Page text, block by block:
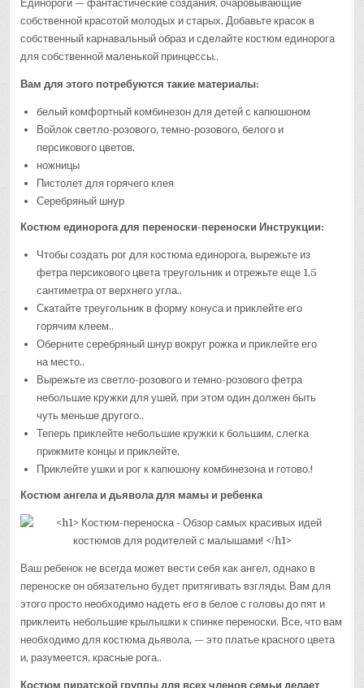
Единороги — фантастические создания, очаровывающие
собственной красотой молодых и старых. Добавьте красок в
собственный карнавальный образ и сделайте костюм единорога
для собственной маленькой принцессы..
Вам для этого потребуются такие материалы:
белый комфортный комбинезон для детей с капюшоном
Войлок светло-розового, темно-розового, белого и
персикового цветов.
ножницы
Пистолет для горячего клея
Серебряный шнур
Костюм единорога для переноски-переноски Инструкции:
Чтобы создать рог для костюма единорога, вырежьте из
фетра персикового цвета треугольник и отрежьте еще 1,5
сантиметра от верхнего угла..
Скатайте треугольник в форму конуса и приклейте его
горячим клеем..
Оберните серебряный шнур вокруг рожка и приклейте его
на место..
Вырежьте из светло-розового и темно-розового фетра
небольшие кружки для ушей, при этом один должен быть
чуть меньше другого..
Теперь приклейте небольшие кружки к большим, слегка
прижмите концы и приклейте.
Приклейте ушки и рог к капюшону комбинезона и готово.!
Костюм ангела и дьявола для мамы и ребенка
Ваш ребенок не всегда может вести себя как ангел, однако в
переноске он обязательно будет притягивать взгляды. Вам для
этого просто необходимо надеть его в белое с головы до пят и
приклеить небольшие крылышки к спинке переноски. Все, что вам
необходимо для костюма дьявола, — это платье красного цвета
и, разумеется, красные рога..
Костюм пиратской группы для всех членов семьи делает